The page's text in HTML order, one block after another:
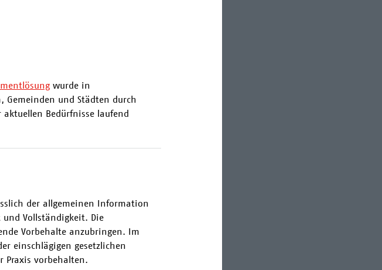
wurde in
Gemeinden und Städten durch
Bedürfnisse laufend
der allgemeinen Information
Vollständigkeit. Die
Vorbehalte anzubringen. Im
einschlägigen gesetzlichen
Praxis vorbehalten.